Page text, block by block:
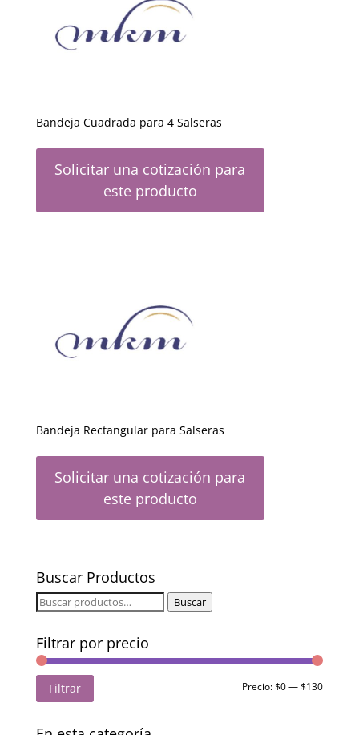
Bandeja Cuadrada para 4 Salseras
Solicitar una cotización para
este producto
Bandeja Rectangular para Salseras
Solicitar una cotización para
este producto
Buscar Productos
Buscar
Buscar
Filtrar por precio
Precio
Precio
Filtrar Precio:$0—$130